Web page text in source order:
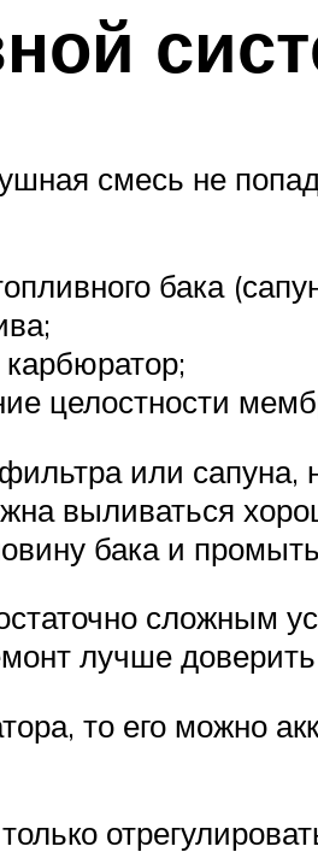
смесь не
бака
целостности
или
выливаться
бака и
сложным
лучше
то его можно